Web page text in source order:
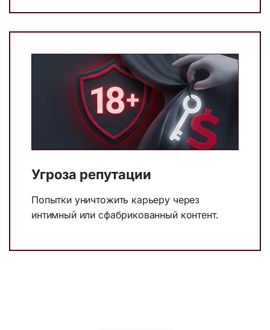
Угроза репутации
Попытки уничтожить карьеру через
интимный или сфабрикованный контент.